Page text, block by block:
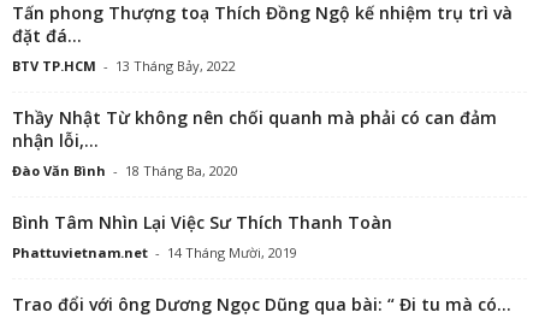
Tấn phong Thượng toạ Thích Đồng Ngộ kế nhiệm trụ trì và
đặt đá...
BTV TP.HCM - 13 Tháng Bảy, 2022
Thầy Nhật Từ không nên chối quanh mà phải có can đảm
nhận lỗi,...
Đào Văn Bình - 18 Tháng Ba, 2020
Bình Tâm Nhìn Lại Việc Sư Thích Thanh Toàn
Phattuvietnam.net - 14 Tháng Mười, 2019
Trao đổi với ông Dương Ngọc Dũng qua bài: “ Đi tu mà có...